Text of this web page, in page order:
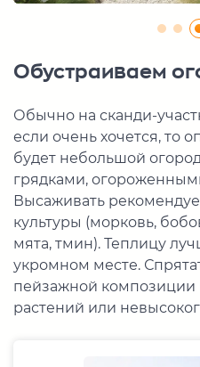
Обустраиваем
Обычно на сканди-
если очень хочется, то
будет небольшой
грядками,
Высаживать
культуры (морковь,
мята, тмин). Теплицу
укромном месте.
пейзажной
растений или